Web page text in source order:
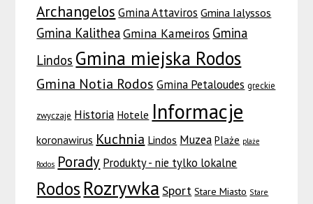
Archangelos Gmina Attaviros Gmina Ialyssos
Gmina KalitheaGmina Kameiros Gmina
Lindos Gmina miejska Rodos
Gmina Notia Rodos Gmina Petaloudes greckie
zwyczaje Historia Hotele Informacje
koronawirus Kuchnia Lindos Muzea Plaże plaże
Rodos Porady Produkty - nie tylko lokalne
Rodos Rozrywka Sport Stare Miasto Stare